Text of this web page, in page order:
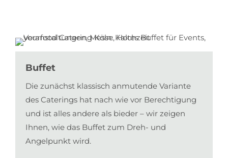
Buffet
Die zunächst klassisch anmutende Variante
des Caterings hat nach wie vor Berechtigung
und ist alles andere als bieder – wir zeigen
Ihnen, wie das Buffet zum Dreh- und
Angelpunkt wird.